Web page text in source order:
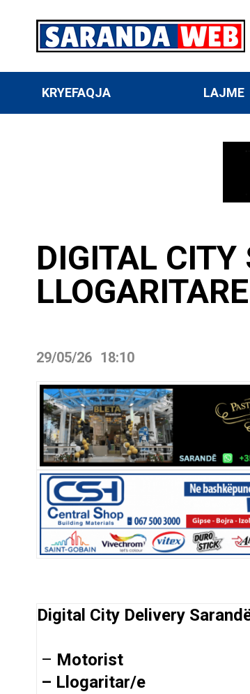
KRYEFAQJA LAJME
DIGITAL CITY
29/05/26 18:10
Digital City Delivery
– Motorist
– Llogaritar/e